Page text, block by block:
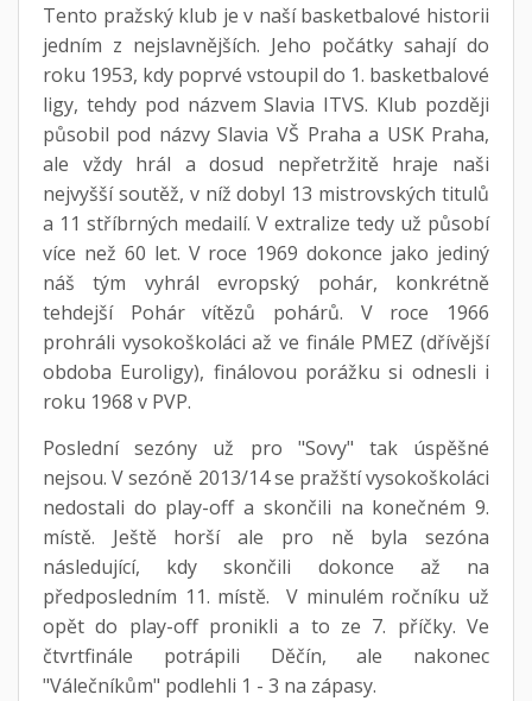
Tento pražský klub je v naší basketbalové historii
jedním z nejslavnějších. Jeho počátky sahají do
roku 1953, kdy poprvé vstoupil do 1. basketbalové
ligy, tehdy pod názvem Slavia ITVS. Klub později
působil pod názvy Slavia VŠ Praha a USK Praha,
ale vždy hrál a dosud nepřetržitě hraje naši
nejvyšší soutěž, v níž dobyl 13 mistrovských titulů
a 11 stříbrných medailí. V extralize tedy už působí
více než 60 let. V roce 1969 dokonce jako jediný
náš tým vyhrál evropský pohár, konkrétně
tehdejší Pohár vítězů pohárů. V roce 1966
prohráli vysokoškoláci až ve finále PMEZ (dřívější
obdoba Euroligy), finálovou porážku si odnesli i
roku 1968 v PVP.
Poslední sezóny už pro "Sovy" tak úspěšné
nejsou. V sezóně 2013/14 se pražští vysokoškoláci
nedostali do play-off a skončili na konečném 9.
místě. Ještě horší ale pro ně byla sezóna
následující, kdy skončili dokonce až na
předposledním 11. místě. V minulém ročníku už
opět do play-off pronikli a to ze 7. příčky. Ve
čtvrtfinále potrápili Děčín, ale nakonec
"Válečníkům" podlehli 1 - 3 na zápasy.